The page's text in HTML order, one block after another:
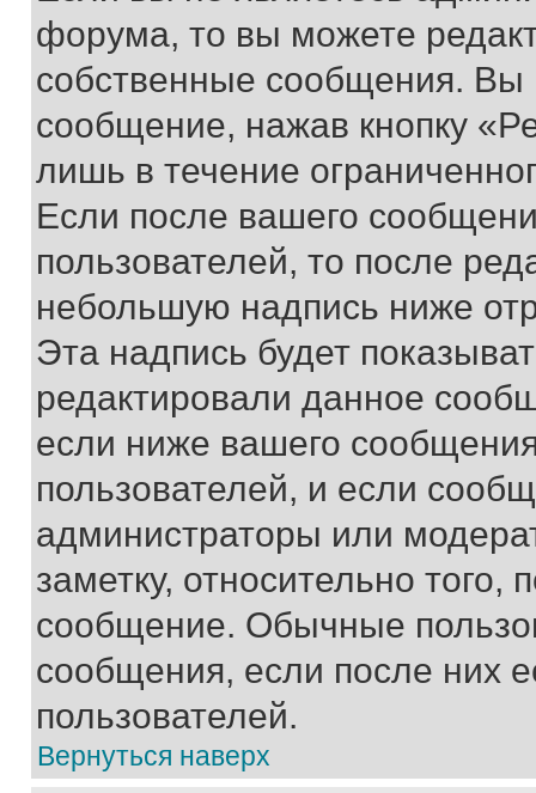
форума, то вы можете
собственные сообщения. Вы
сообщение, нажав кнопку
лишь в течение
Если после вашего
пользователей, то после
небольшую надпись ниже
Эта надпись будет
редактировали данное
если ниже вашего
пользователей, и если
администраторы или
заметку, относительно
сообщение. Обычные
сообщения, если после них
пользователей.
Вернуться наверх